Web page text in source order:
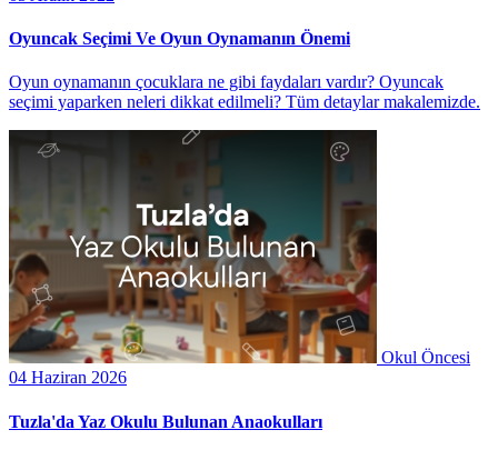
Oyuncak Seçimi Ve Oyun Oynamanın Önemi
Oyun oynamanın çocuklara ne gibi faydaları vardır? Oyuncak
seçimi yaparken neleri dikkat edilmeli? Tüm detaylar makalemizde.
Okul Öncesi
04 Haziran 2026
Tuzla'da Yaz Okulu Bulunan Anaokulları